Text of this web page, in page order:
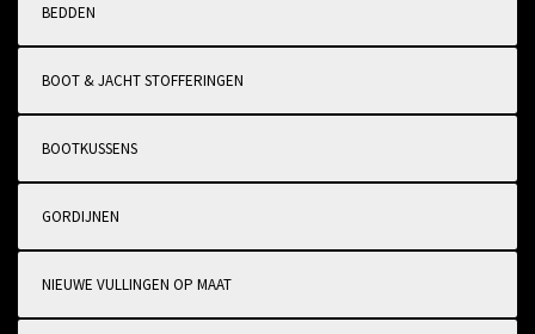
BEDDEN
BOOT & JACHT STOFFERINGEN
BOOTKUSSENS
GORDIJNEN
NIEUWE VULLINGEN OP MAAT